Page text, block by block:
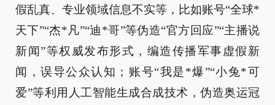
假乱真、专业领域信息不实等，比如账号“全球*
天下”“杰*凡”“迪*哥”等伪造“官方回应”“主播说
新闻”等权威发布形式，编造传播军事虚假新
闻，误导公众认知；账号“我是*爆”“小兔*可
爱”等利用人工智能生成合成技术，伪造奥运冠